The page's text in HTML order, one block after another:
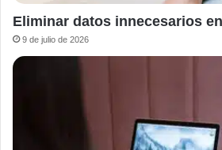
Eliminar datos innecesarios
9 de julio de 2026